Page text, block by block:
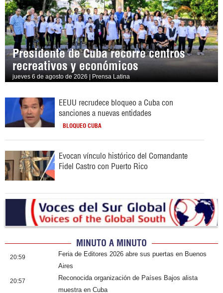
Presidente de Cuba recorre centros
recreativos y económicos
jueves 6 de agosto de 2026 | Prensa Latina
EEUU recrudece bloqueo a Cuba con
sanciones a nuevas entidades
BLOQUEO CUBA
Evocan vínculo histórico del Comandante
Fidel Castro con Puerto Rico
MINUTO A MINUTO
20:59
Feria de Editores 2026 abre sus puertas en Buenos
Aires
20:57
Reconocida organización de Países Bajos alista
muestra en Cuba